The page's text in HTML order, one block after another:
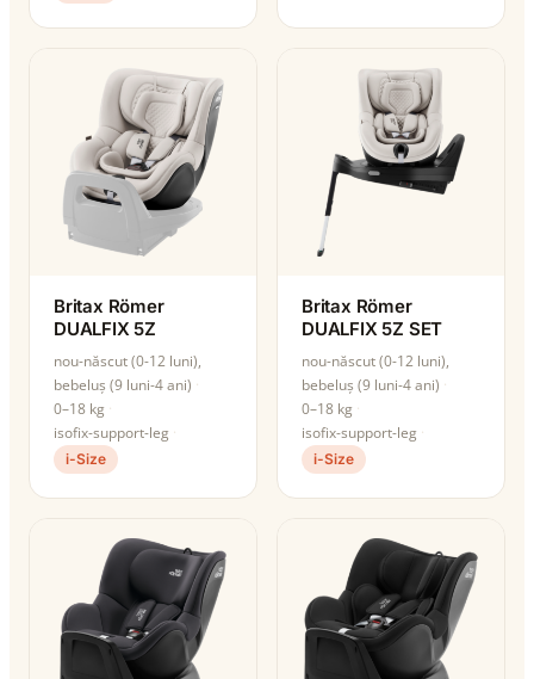
Britax Römer
DUALFIX 5Z
nou-născut (0-12 luni),
bebeluș (9 luni-4 ani)
0–18 kg
isofix-support-leg
i-Size
Britax Römer
DUALFIX 5Z SET
nou-născut (0-12 luni),
bebeluș (9 luni-4 ani)
0–18 kg
isofix-support-leg
i-Size